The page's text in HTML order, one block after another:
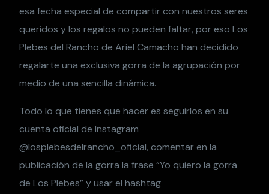
esa fecha especial de compartir con nuestros seres
queridos y los regalos no pueden faltar, por eso Los
Plebes del Rancho de Ariel Camacho han decidido
regalarte una exclusiva gorra de la agrupación por
medio de una sencilla dinámica.
Todo lo que tienes que hacer es seguirlos en su
cuenta oficial de Instagram
@losplebesdelrancho_oficial, comentar en la
publicación de la gorra la frase “Yo quiero la gorra
de Los Plebes” y usar el hashtag